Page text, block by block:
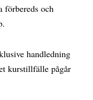
förbereds och
handledning
kurstillfälle pågår